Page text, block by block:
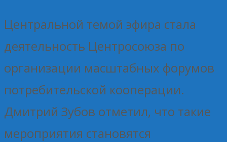
Центральной темой эфира стала
деятельность Центросоюза по
организации масштабных форумов
потребительской кооперации.
Дмитрий Зубов отметил, что такие
мероприятия становятся